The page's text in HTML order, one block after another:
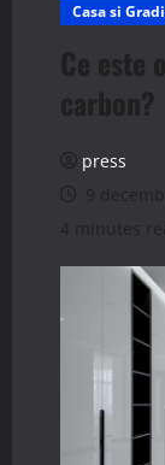
Casa si
Ce este
carbon?
press
9
4 minutes